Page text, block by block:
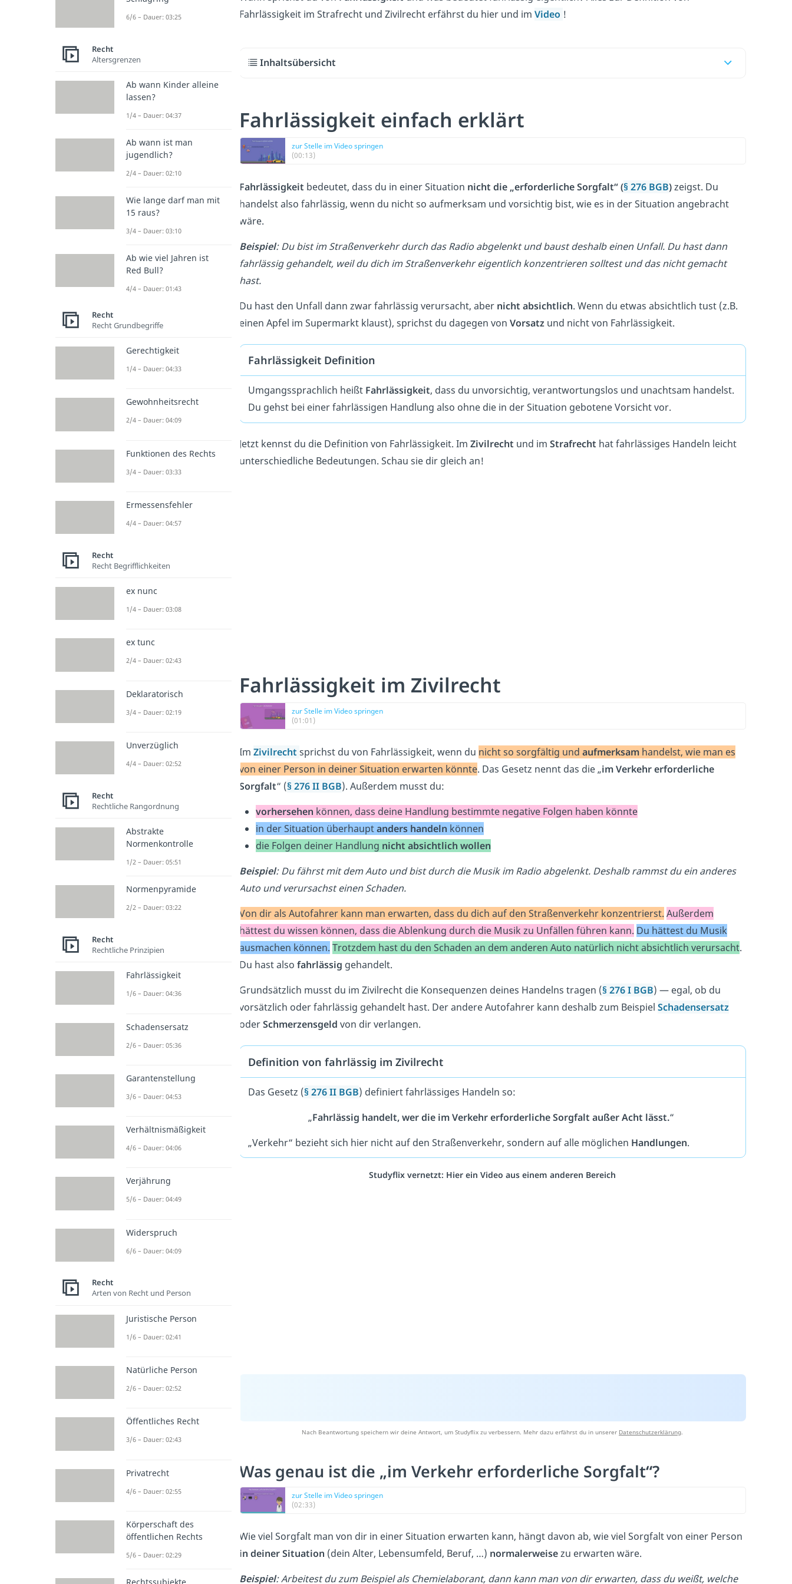
Fahrlässigkeit im Strafrecht und Zivilrecht erfährst du hier und im Video !
Inhaltsübersicht
Fahrlässigkeit einfach erklärt
zur Stelle im Video springen
(00:13)
Fahrlässigkeit bedeutet, dass du in einer Situation nicht die „erforderliche Sorgfalt“ (§ 276 BGB)zeigst. Du
handelst also fahrlässig, wenn du nicht so aufmerksam und vorsichtig bist, wie es in der Situation angebracht
wäre.
Beispiel: Du bist im Straßenverkehr durch das Radio abgelenkt und baust deshalb einen Unfall. Du hast dann
fahrlässig gehandelt, weil du dich im Straßenverkehr eigentlich konzentrieren solltest und das nicht gemacht
hast.
Du hast den Unfall dann zwar fahrlässig verursacht, aber nicht absichtlich. Wenn du etwas absichtlich tust (z.B.
einen Apfel im Supermarkt klaust), sprichst du dagegen von Vorsatz und nicht von Fahrlässigkeit.
Fahrlässigkeit Definition
Umgangssprachlich heißt Fahrlässigkeit, dass du unvorsichtig, verantwortungslos und unachtsam handelst.
Du gehst bei einer fahrlässigen Handlung also ohne die in der Situation gebotene Vorsicht vor.
Jetzt kennst du die Definition von Fahrlässigkeit. Im Zivilrecht und im Strafrecht hat fahrlässiges Handeln leicht
unterschiedliche Bedeutungen. Schau sie dir gleich an!
Fahrlässigkeit im Zivilrecht
zur Stelle im Video springen
(01:01)
Im Zivilrecht sprichst du von Fahrlässigkeit, wenn du nicht so sorgfältig und aufmerksamhandelst, wie man es
von einer Person in deiner Situation erwarten könnte. Das Gesetz nennt das die „im Verkehr erforderliche
Sorgfalt“ (§ 276 II BGB). Außerdem musst du:
vorhersehen können, dass deine Handlung bestimmte negative Folgen haben könnte
in der Situation überhauptanders handeln können
die Folgen deiner Handlung nicht absichtlich wollen
Beispiel: Du fährst mit dem Auto und bist durch die Musik im Radio abgelenkt. Deshalb rammst du ein anderes
Auto und verursachst einen Schaden.
Von dir als Autofahrer kann man erwarten, dass du dich auf den Straßenverkehr konzentrierst. Außerdem
hättest du wissen können, dass die Ablenkung durch die Musik zu Unfällen führen kann. Du hättest du Musik
ausmachen können. Trotzdem hast du den Schaden an dem anderen Auto natürlich nicht absichtlich verursacht.
Du hast also fahrlässig gehandelt.
Grundsätzlich musst du im Zivilrecht die Konsequenzen deines Handelns tragen (§ 276 I BGB) — egal, ob du
vorsätzlich oder fahrlässig gehandelt hast. Der andere Autofahrer kann deshalb zum Beispiel Schadensersatz
oderSchmerzensgeld von dir verlangen.
Definition von fahrlässig im Zivilrecht
Das Gesetz (§ 276 II BGB) definiert fahrlässiges Handeln so:
„Fahrlässig handelt, wer die im Verkehr erforderliche Sorgfalt außer Acht lässt.“
„Verkehr“ bezieht sich hier nicht auf den Straßenverkehr, sondern auf alle möglichen Handlungen.
Studyflix vernetzt: Hier ein Video aus einem anderen Bereich
Nach Beantwortung speichern wir deine Antwort, um Studyflix zu verbessern. Mehr dazu erfährst du in unserer Datenschutzerklärung.
Was genau ist die „im Verkehr erforderliche Sorgfalt“?
zur Stelle im Video springen
(02:33)
Wie viel Sorgfalt man von dir in einer Situation erwarten kann, hängt davon ab, wie viel Sorgfalt von einer Person
in deiner Situation (dein Alter, Lebensumfeld, Beruf, …) normalerweisezu erwarten wäre.
Beispiel: Arbeitest du zum Beispiel als Chemielaborant, dann kann man von dir erwarten, dass du weißt, welche
6/6 – Dauer: 03:25
Recht
Altersgrenzen
Ab wann Kinder alleine
lassen?
1/4 – Dauer: 04:37
Ab wann ist man
jugendlich?
2/4 – Dauer: 02:10
Wie lange darf man mit
15 raus?
3/4 – Dauer: 03:10
Ab wie viel Jahren ist
Red Bull?
4/4 – Dauer: 01:43
Recht
Recht Grundbegriffe
Gerechtigkeit
1/4 – Dauer: 04:33
Gewohnheitsrecht
2/4 – Dauer: 04:09
Funktionen des Rechts
3/4 – Dauer: 03:33
Ermessensfehler
4/4 – Dauer: 04:57
Recht
Recht Begrifflichkeiten
ex nunc
1/4 – Dauer: 03:08
ex tunc
2/4 – Dauer: 02:43
Deklaratorisch
3/4 – Dauer: 02:19
Unverzüglich
4/4 – Dauer: 02:52
Recht
Rechtliche Rangordnung
Abstrakte
Normenkontrolle
1/2 – Dauer: 05:51
Normenpyramide
2/2 – Dauer: 03:22
Recht
Rechtliche Prinzipien
Fahrlässigkeit
1/6 – Dauer: 04:36
Schadensersatz
2/6 – Dauer: 05:36
Garantenstellung
3/6 – Dauer: 04:53
Verhältnismäßigkeit
4/6 – Dauer: 04:06
Verjährung
5/6 – Dauer: 04:49
Widerspruch
6/6 – Dauer: 04:09
Recht
Arten von Recht und Person
Juristische Person
1/6 – Dauer: 02:41
Natürliche Person
2/6 – Dauer: 02:52
Öffentliches Recht
3/6 – Dauer: 02:43
Privatrecht
4/6 – Dauer: 02:55
Körperschaft des
öffentlichen Rechts
5/6 – Dauer: 02:29